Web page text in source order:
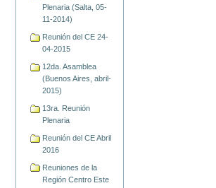
Plenaria (Salta, 05-
11-2014)
Reunión del CE 24-
04-2015
12da. Asamblea
(Buenos Aires, abril-
2015)
13ra. Reunión
Plenaria
Reunión del CE Abril
2016
Reuniones de la
Región Centro Este